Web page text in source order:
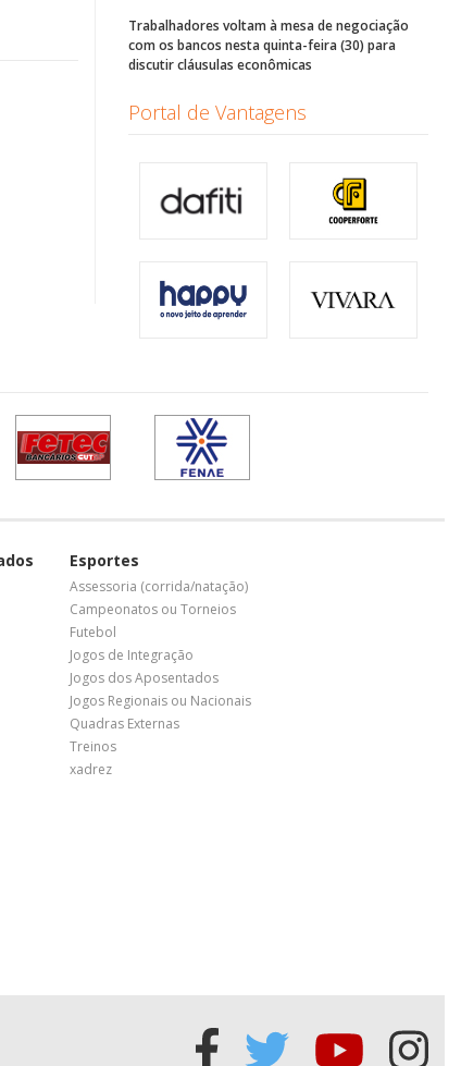
Trabalhadores voltam à mesa de negociação
com os bancos nesta quinta-feira (30) para
discutir cláusulas econômicas
Portal de Vantagens
Esportes
Assessoria (corrida/natação)
Campeonatos ou Torneios
Futebol
Jogos de Integração
Jogos dos Aposentados
Jogos Regionais ou Nacionais
Quadras Externas
Treinos
xadrez
Acessar
Acessar